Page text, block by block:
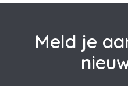
Meld je